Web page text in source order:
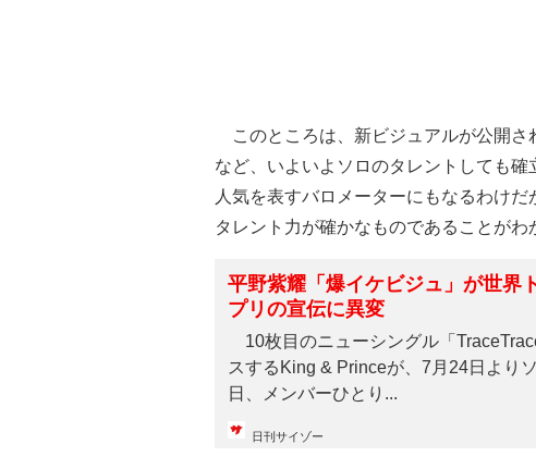
このところは、新ビジュアルが公開さ
など、いよいよソロのタレントしても
人気を表すバロメーターにもなるわけ
タレント力が確かなものであることがわ
平野紫耀「爆イケビジュ」が世
プリの宣伝に異変
10枚目のニューシングル「
スするKing & Princeが、7月24日より
日、メンバーひとり...
日刊サイゾー